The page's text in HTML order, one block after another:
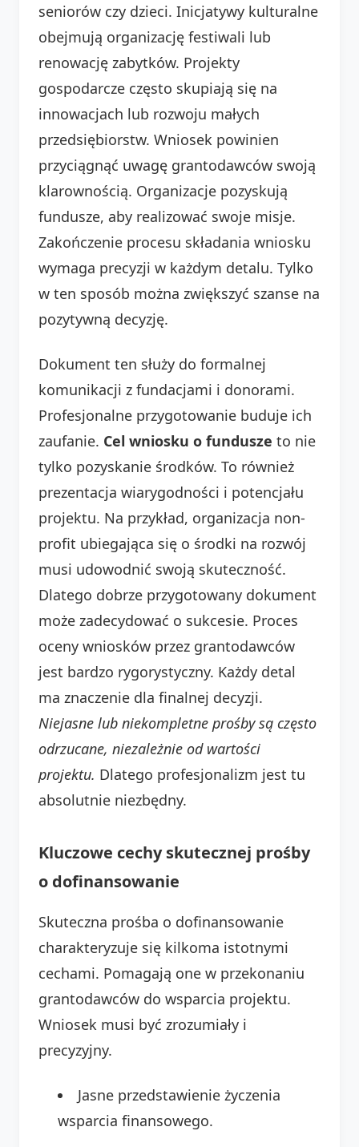
seniorów czy dzieci. Inicjatywy kulturalne
obejmują organizację festiwali lub
renowację zabytków. Projekty
gospodarcze często skupiają się na
innowacjach lub rozwoju małych
przedsiębiorstw. Wniosek powinien
przyciągnąć uwagę grantodawców swoją
klarownością. Organizacje pozyskują
fundusze, aby realizować swoje misje.
Zakończenie procesu składania wniosku
wymaga precyzji w każdym detalu. Tylko
w ten sposób można zwiększyć szanse na
pozytywną decyzję.
Dokument ten służy do formalnej
komunikacji z fundacjami i donorami.
Profesjonalne przygotowanie buduje ich
zaufanie. Cel wniosku o fundusze to nie
tylko pozyskanie środków. To również
prezentacja wiarygodności i potencjału
projektu. Na przykład, organizacja non-
profit ubiegająca się o środki na rozwój
musi udowodnić swoją skuteczność.
Dlatego dobrze przygotowany dokument
może zadecydować o sukcesie. Proces
oceny wniosków przez grantodawców
jest bardzo rygorystyczny. Każdy detal
ma znaczenie dla finalnej decyzji.
Niejasne lub niekompletne prośby są często
odrzucane, niezależnie od wartości
projektu. Dlatego profesjonalizm jest tu
absolutnie niezbędny.
Kluczowe cechy skutecznej prośby
o dofinansowanie
Skuteczna prośba o dofinansowanie
charakteryzuje się kilkoma istotnymi
cechami. Pomagają one w przekonaniu
grantodawców do wsparcia projektu.
Wniosek musi być zrozumiały i
precyzyjny.
Jasne przedstawienie życzenia
wsparcia finansowego.